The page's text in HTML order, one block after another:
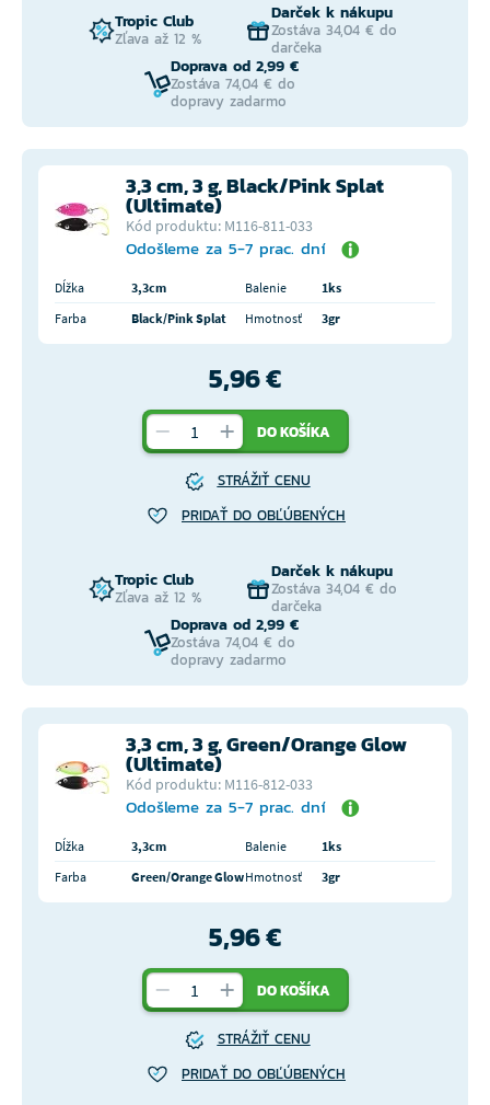
Tropic Club
Zľava až 12 %
Darček k nákupu
Zostáva 34,04 € do
darčeka
Doprava od 2,99 €
Zostáva 74,04 € do
dopravy zadarmo
3,3 cm, 3 g, Black/Pink Splat
(Ultimate)
Kód produktu: M116-811-033
Odošleme za 5-7 prac. dní
Dĺžka 3,3cm Balenie
1ks
Farba
Black/Pink Splat Hmotnosť 3gr
5,96 €
DO KOŠÍKA
STRÁŽIŤ CENU
PRIDAŤ DO OBĽÚBENÝCH
Tropic Club
Zľava až 12 %
Darček k nákupu
Zostáva 34,04 € do
darčeka
Doprava od 2,99 €
Zostáva 74,04 € do
dopravy zadarmo
3,3 cm, 3 g, Green/Orange Glow
(Ultimate)
Kód produktu: M116-812-033
Odošleme za 5-7 prac. dní
Dĺžka 3,3cm Balenie
1ks
Farba
Green/Orange GlowHmotnosť 3gr
5,96 €
DO KOŠÍKA
STRÁŽIŤ CENU
PRIDAŤ DO OBĽÚBENÝCH